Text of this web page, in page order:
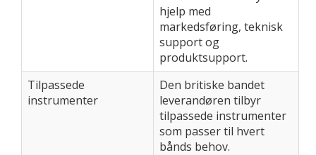
hjelp med
markedsføring, teknisk
support og
produktsupport.
Tilpassede
instrumenter
Den britiske bandet
leverandøren tilbyr
tilpassede instrumenter
som passer til hvert
bånds behov.